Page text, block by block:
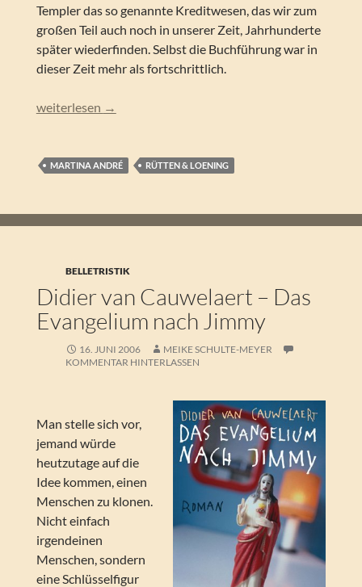
Templer das so genannte Kreditwesen, das wir zum
großen Teil auch noch in unserer Zeit, Jahrhunderte
später wiederfinden. Selbst die Buchführung war in
dieser Zeit mehr als fortschrittlich.
Martina André – Das Rätsel der Templer
weiterlesen →
MARTINA ANDRÉ RÜTTEN & LOENING
BELLETRISTIK
Didier van Cauwelaert – Das
Evangelium nach Jimmy
16. JUNI 2006
MEIKE SCHULTE-MEYER
KOMMENTAR HINTERLASSEN
Man stelle sich vor,
jemand würde
heutzutage auf die
Idee kommen, einen
Menschen zu klonen.
Nicht einfach
irgendeinen
Menschen, sondern
eine Schlüsselfigur